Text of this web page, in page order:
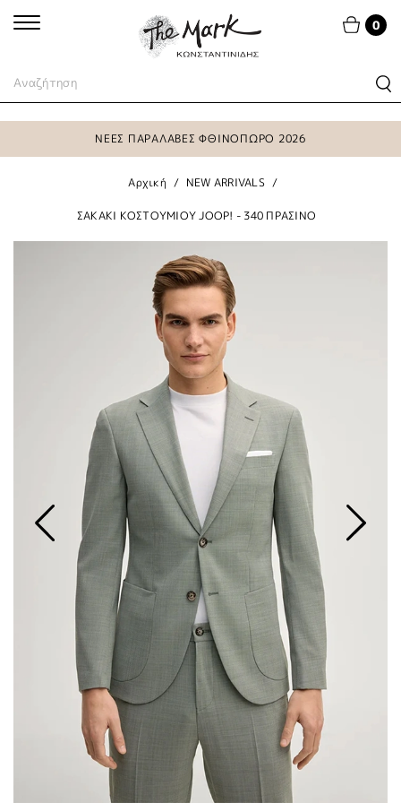
0
ΝΕΕΣ ΠΑΡΑΛΑΒΕΣ ΦΘΙΝΟΠΩΡΟ 2026
Αρχική NEW ARRIVALS
ΣΑΚΑΚΙ ΚΟΣΤΟΥΜΙΟΥ JOOP! - 340 ΠΡΑΣΙΝΟ